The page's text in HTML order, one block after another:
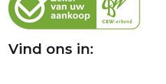
Vind ons in: